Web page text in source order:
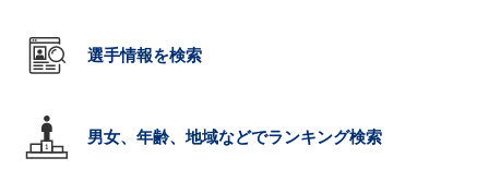
選手情報を検索
男女、年齢、地域などでランキング検索